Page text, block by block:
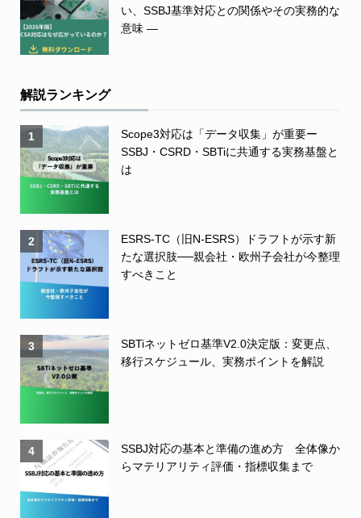
い、SSBJ基準対応との関係やその実務的な
意味 ―
解説ランキング
1
Scope3対応は「データ収集」が重要ー
SSBJ・CSRD・SBTiに共通する実務基盤と
は
2
ESRS-TC（旧N-ESRS）ドラフトが示す新
たな選択肢──親会社・欧州子会社が今整理
すべきこと
3
SBTiネットゼロ基準V2.0決定版：変更点、
移行スケジュール、実務ポイントを解説
4
SSBJ対応の基本と準備の進め方 全体像か
らマテリアリティ評価・指標収集まで